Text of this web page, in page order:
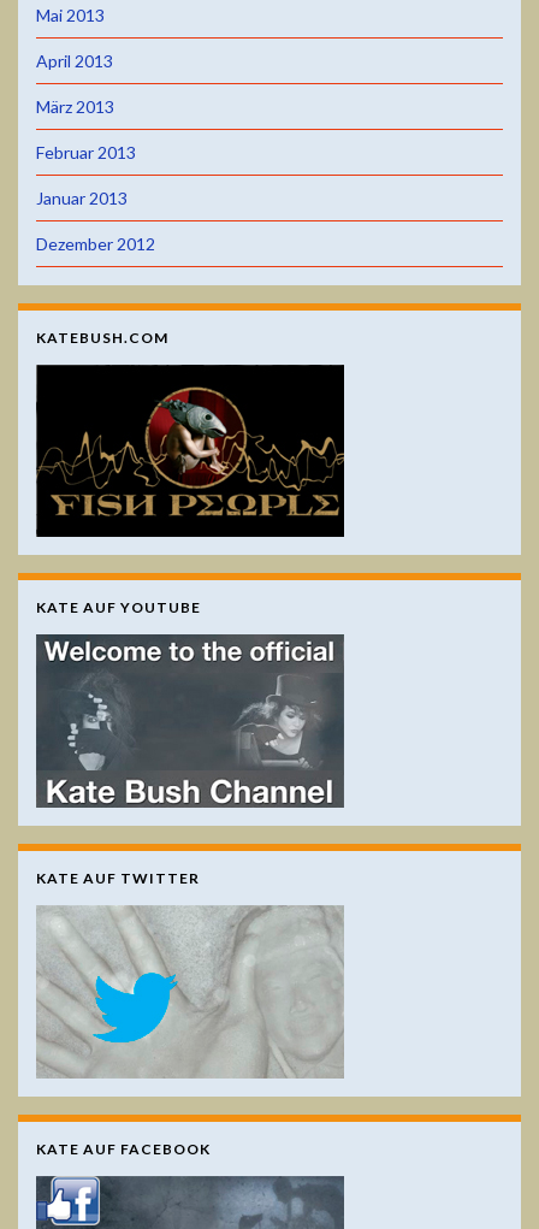
Mai 2013
April 2013
März 2013
Februar 2013
Januar 2013
Dezember 2012
KATEBUSH.COM
KATE AUF YOUTUBE
KATE AUF TWITTER
KATE AUF FACEBOOK